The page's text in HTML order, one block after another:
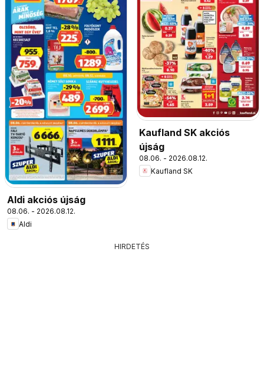
Aldi akciós újság
08.06. - 2026.08.12.
Aldi
Kaufland SK akciós
újság
08.06. - 2026.08.12.
Kaufland SK
HIRDETÉS